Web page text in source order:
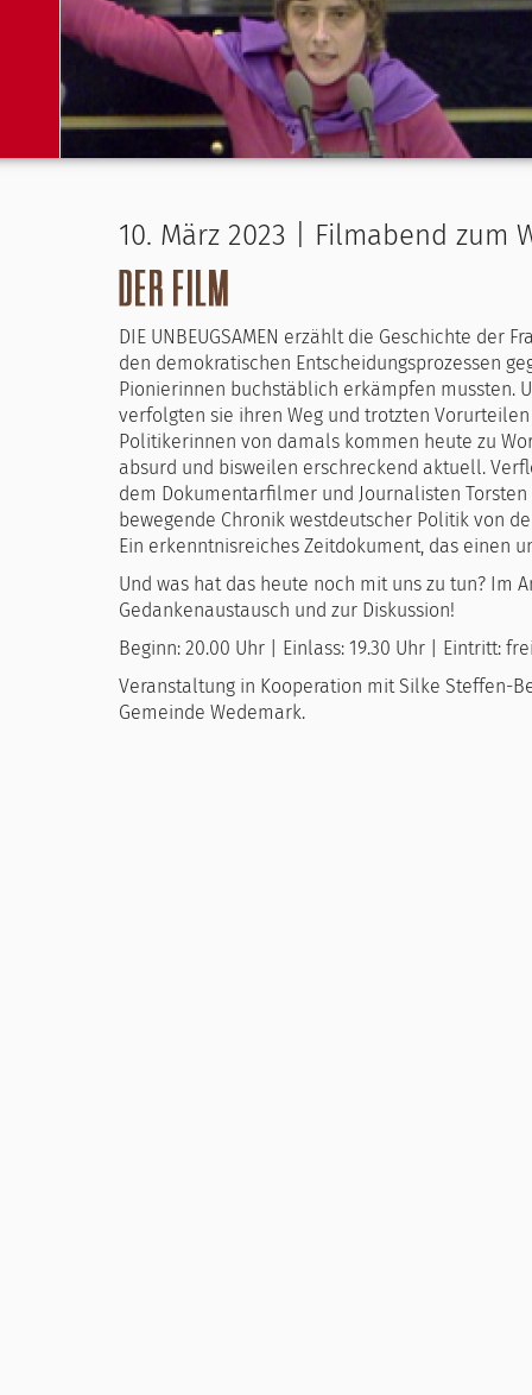
10. März 2023 | Filmabend zum
DIE UNBEUGSAMEN erzählt die Geschichte der
den demokratischen Entscheidungsprozessen
Pionierinnen buchstäblich erkämpfen mussten.
verfolgten sie ihren Weg und trotzten
Politikerinnen von damals kommen heute zu
absurd und bisweilen erschreckend aktuell.
dem Dokumentarfilmer und Journalisten
bewegende Chronik westdeutscher Politik von
Ein erkenntnisreiches Zeitdokument, das einen
Und was hat das heute noch mit uns zu tun? Im
Gedankenaustausch und zur Diskussion!
Beginn: 20.00 Uhr | Einlass: 19.30 Uhr | Eintritt:
Veranstaltung in Kooperation mit Silke Steffen-
Gemeinde Wedemark.